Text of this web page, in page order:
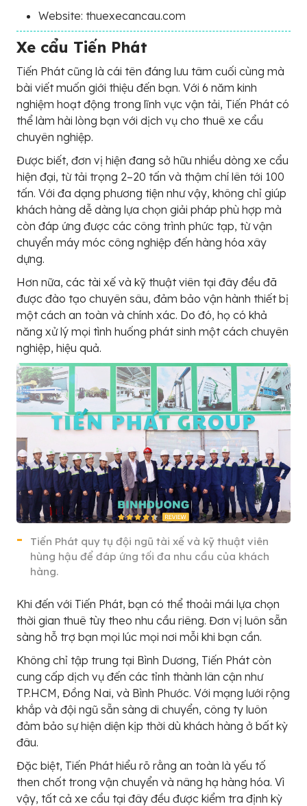
Website: thuexecancau.com
Xe cẩu Tiến Phát
Tiến Phát cũng là cái tên đáng lưu tâm cuối cùng mà
bài viết muốn giới thiệu đến bạn. Với 6 năm kinh
nghiệm hoạt động trong lĩnh vực vận tải, Tiến Phát có
thể làm hài lòng bạn với dịch vụ cho thuê xe cẩu
chuyên nghiệp.
Được biết, đơn vị hiện đang sở hữu nhiều dòng xe cẩu
hiện đại, từ tải trọng 2–20 tấn và thậm chí lên tới 100
tấn. Với đa dạng phương tiện như vậy, không chỉ giúp
khách hàng dễ dàng lựa chọn giải pháp phù hợp mà
còn đáp ứng được các công trình phức tạp, từ vận
chuyển máy móc công nghiệp đến hàng hóa xây
dựng.
Hơn nữa, các tài xế và kỹ thuật viên tại đây đều đã
được đào tạo chuyên sâu, đảm bảo vận hành thiết bị
một cách an toàn và chính xác. Do đó, họ có khả
năng xử lý mọi tình huống phát sinh một cách chuyên
nghiệp, hiệu quả.
Tiến Phát quy tụ đội ngũ tài xế và kỹ thuật viên
hùng hậu để đáp ứng tối đa nhu cầu của khách
hàng.
Khi đến với Tiến Phát, bạn có thể thoải mái lựa chọn
thời gian thuê tùy theo nhu cầu riêng. Đơn vị luôn sẵn
sàng hỗ trợ bạn mọi lúc mọi nơi mỗi khi bạn cần.
Không chỉ tập trung tại Bình Dương, Tiến Phát còn
cung cấp dịch vụ đến các tỉnh thành lân cận như
TP.HCM, Đồng Nai, và Bình Phước. Với mạng lưới rộng
khắp và đội ngũ sẵn sàng di chuyển, công ty luôn
đảm bảo sự hiện diện kịp thời dù khách hàng ở bất kỳ
đâu.
Đặc biệt, Tiến Phát hiểu rõ rằng an toàn là yếu tố
then chốt trong vận chuyển và nâng hạ hàng hóa. Vì
vậy, tất cả xe cẩu tại đây đều được kiểm tra định kỳ